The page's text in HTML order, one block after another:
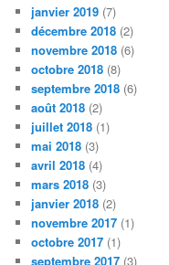
janvier 2019 (7)
décembre 2018 (2)
novembre 2018 (6)
octobre 2018 (8)
septembre 2018 (6)
août 2018 (2)
juillet 2018 (1)
mai 2018 (3)
avril 2018 (4)
mars 2018 (3)
janvier 2018 (2)
novembre 2017 (1)
octobre 2017 (1)
septembre 2017 (3)